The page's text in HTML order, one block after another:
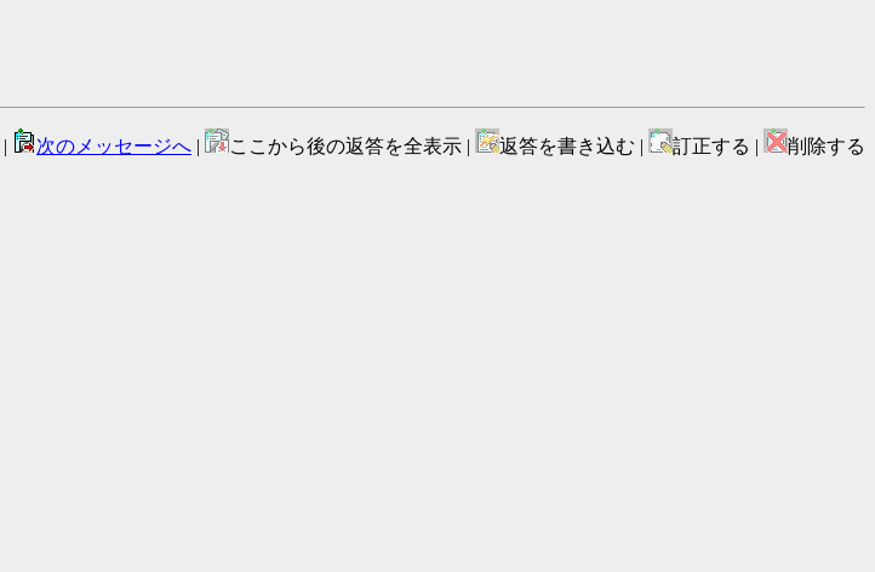
次のメッセージへ ここから後の返答を全表示 | 返答を書き込む | 訂正する | 削除する